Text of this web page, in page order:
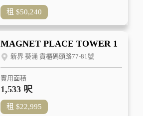
租 $50,240
MAGNET PLACE TOWER 1
新界 葵涌 貨櫃碼頭路77-81號
實用面積
1,533 呎
租 $22,995